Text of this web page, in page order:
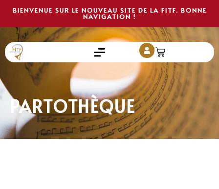
BIENVENUE SUR LE NOUVEAU SITE DE LA FITF. BONNE
NAVIGATION !
PARTOTHÈQUE